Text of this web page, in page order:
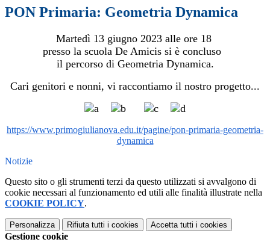
PON Primaria: Geometria Dynamica
Martedì 13 giugno 2023 alle ore 18
presso la scuola De Amicis si è concluso
il percorso di Geometria Dynamica.
Cari genitori e nonni, vi raccontiamo il nostro progetto...
https://www.primogiulianova.edu.it/pagine/pon-primaria-geometria-
dynamica
Notizie
Questo sito o gli strumenti terzi da questo utilizzati si avvalgono di
cookie necessari al funzionamento ed utili alle finalità illustrate nella
COOKIE POLICY.
Personalizza Rifiuta tutti i cookies Accetta tutti i cookies
Gestione cookie